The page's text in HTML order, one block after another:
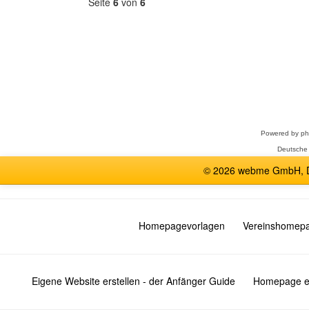
Powered by
© 2026 webme GmbH,
Homepagevorlagen
Eigene Website erstellen - der Anfänger Guide Homepage